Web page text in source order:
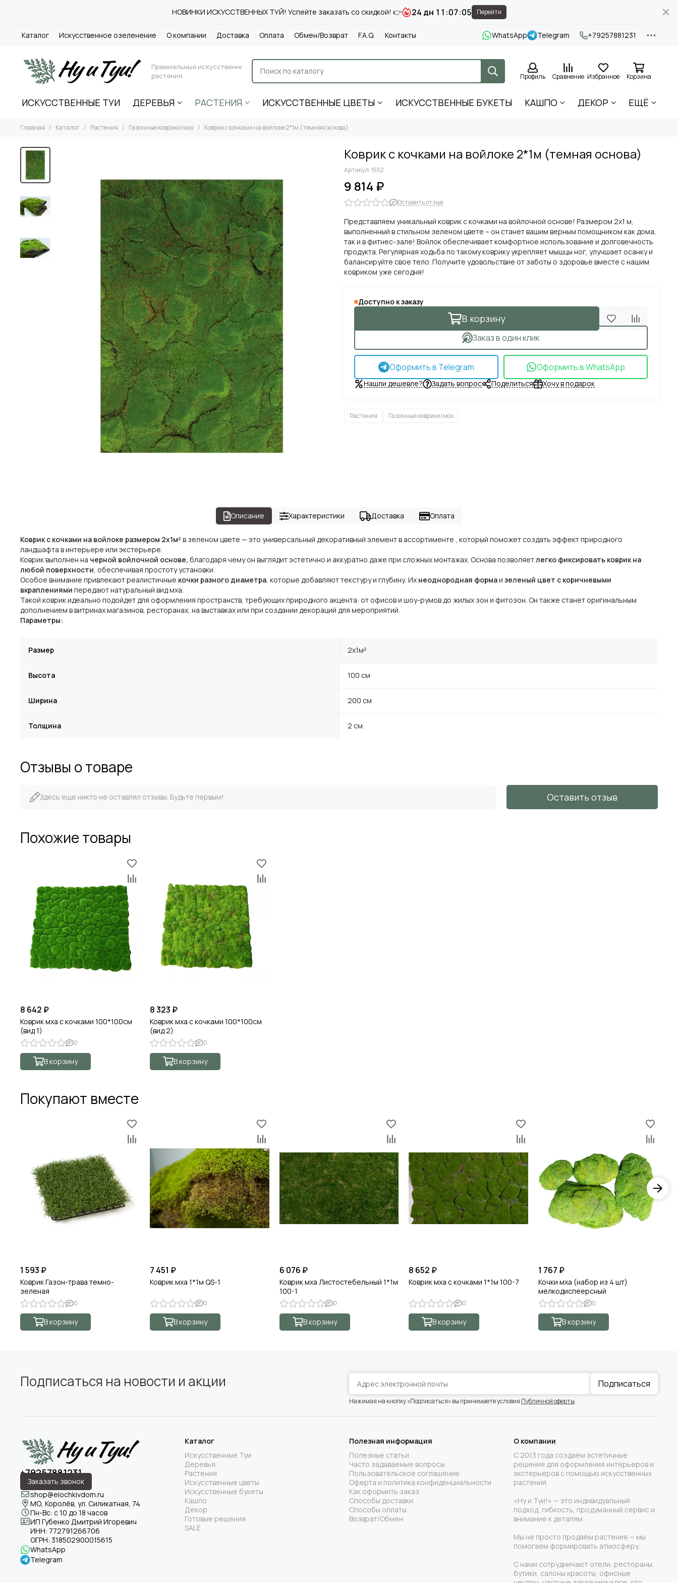
НОВИНКИ ИСКУССТВЕННЫХ ТУЙ! Успейте заказать со скидкой! 👉 24 дн 11:07:05 Перейти
Каталог Искусственное озеленение О компании Доставка Оплата Обмен/Возврат F.A.Q. Контакты WhatsApp Telegram +79257881231
Премиальные искусственные
растения
Профиль Сравнение Избранное Корзина
ИСКУССТВЕННЫЕ ТУИ ДЕРЕВЬЯ РАСТЕНИЯ ИСКУССТВЕННЫЕ ЦВЕТЫ ИСКУССТВЕННЫЕ БУКЕТЫ КАШПО ДЕКОР ЕЩЁ
Главная Каталог Растения Газонные коврики/мох Коврик с кочками на войлоке 2*1м (темная основа)
Коврик с кочками на войлоке 2*1м (темная основа)
Артикул:1552
9 814 ₽
Оставить отзыв
Представляем уникальный коврик с кочками на войлочной основе! Размером 2х1 м,
выполненный в стильном зеленом цвете – он станет вашим верным помощником как дома,
так и в фитнес-зале! Войлок обеспечивает комфортное использование и долговечность
продукта. Регулярная ходьба по такому коврику укрепляет мышцы ног, улучшает осанку и
балансируйте свое тело. Получите удовольствие от заботы о здоровье вместе с нашим
ковриком уже сегодня!
Доступно к заказу
В корзину
Заказ в один клик
Оформить в Telegram Оформить в WhatsApp
Нашли дешевле? Задать вопрос Поделиться Хочу в подарок
Растения Газонные коврики/мох
Описание Характеристики Доставка Оплата
Коврик с кочками на войлоке размером 2x1м² в зеленом цвете — это универсальный декоративный элемент в ассортименте , который поможет создать эффект природного
ландшафта в интерьере или экстерьере.
Коврик выполнен на черной войлочной основе, благодаря чему он выглядит эстетично и аккуратно даже при сложных монтажах. Основа позволяетлегко фиксировать коврик на
любой поверхности, обеспечивая простоту установки.
Особое внимание привлекают реалистичные кочки разного диаметра, которые добавляют текстуру и глубину. Их неоднородная формаи зеленый цвет с коричневыми
вкраплениями передают натуральный вид мха.
Такой коврик идеально подойдет для оформления пространств, требующих природного акцента: от офисов и шоу-румов до жилых зон и фитозон. Он также станет оригинальным
дополнением в витринах магазинов, ресторанах, на выставках или при создании декораций для мероприятий.
Параметры:
Размер 2x1м²
Высота 100 см
Ширина 200 см
Толщина 2 см.
Отзывы о товаре
Здесь еще никто не оставлял отзывы. Будьте первым! Оставить отзыв
Похожие товары
8 642 ₽
Коврик мха с кочками 100*100см
(вид 1)
0
В корзину
8 323 ₽
Коврик мха с кочками 100*100см
(вид 2)
0
В корзину
Покупают вместе
1 593 ₽
Коврик Газон-трава темно-
зеленая
0
В корзину
7 451 ₽
Коврик мха 1*1м QS-1
0
В корзину
6 076 ₽
Коврик мха Листостебельный 1*1м
100-1
0
В корзину
8 652 ₽
Коврик мха с кочками 1*1м 100-7
0
В корзину
1 767 ₽
Кочки мха (набор из 4 шт)
мелкодиспеерсный
0
В корзину
Подписаться на новости и акции Подписаться
Нажимая на кнопку «Подписаться» вы принимаете условия Публичной оферты.
+79257881231
Заказать звонок
shop@elochkivdom.ru
МО, Королёв, ул. Силикатная, 74
Пн-Вс: с 10 до 18 часов
ИП Губенко Дмитрий Игоревич
ИНН: 772791266706
ОГРН: 318502900015615
WhatsApp
Telegram
Каталог
Искусственные Туи
Деревья
Растения
Искусственные цветы
Искусственные букеты
Кашпо
Декор
Готовые решения
SALE
Полезная информация
Полезные статьи
Часто задаваемые вопросы
Пользовательское соглашение
Оферта и политика конфиденциальности
Как оформить заказ
Способы доставки
Способы оплаты
Возврат/Обмен
О компании
С 2013 года создаём эстетичные
решения для оформления интерьеров и
экстерьеров с помощью искусственных
растений.
«Ну и Туи!» — это индивидуальный
подход, гибкость, продуманный сервис и
внимание к деталям.
Мы не просто продаём растения — мы
помогаем формировать атмосферу.
С нами сотрудничают отели, рестораны,
бутики, салоны красоты, офисные